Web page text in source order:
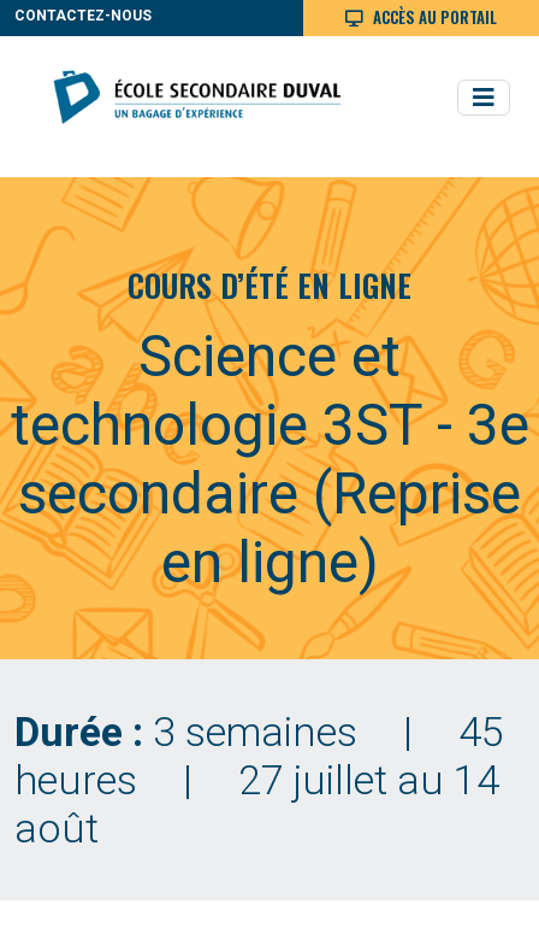
CONTACTEZ-NOUS ACCÈS AU PORTAIL
COURS D’ÉTÉ EN LIGNE
Science et
technologie 3ST - 3e
secondaire (Reprise
en ligne)
Durée : 3 semaines |
45
heures
|
27 juillet au 14
août